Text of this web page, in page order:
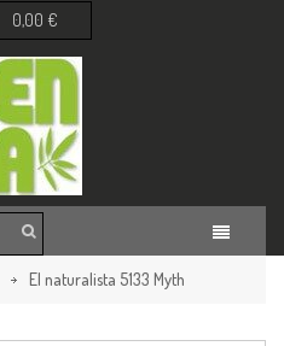
0,00 €
El naturalista 5133 Myth